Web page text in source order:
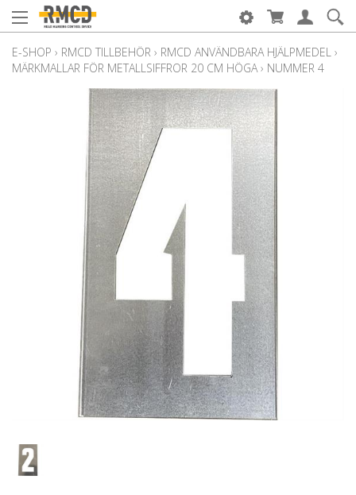
E-SHOP › RMCD TILLBEHÖR › RMCD ANVÄNDBARA HJÄLPMEDEL ›
MÄRKMALLAR FÖR METALLSIFFROR 20 CM HÖGA › NUMMER 4